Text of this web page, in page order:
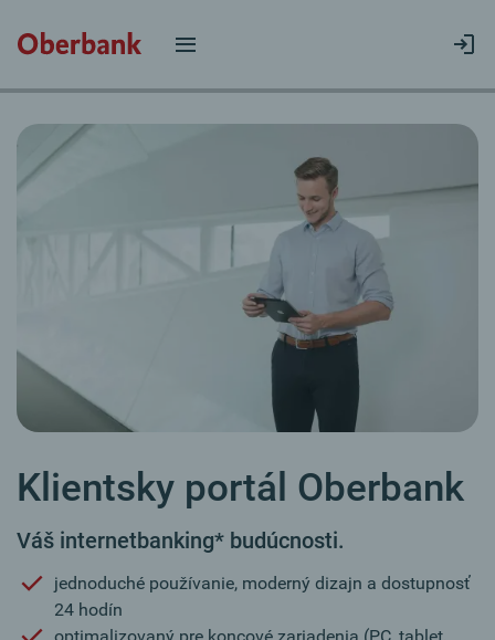
Klientsky portál Oberbank
Váš internetbanking* budúcnosti.
jednoduché používanie, moderný dizajn a dostupnosť
24 hodín
optimalizovaný pre koncové zariadenia (PC, tablet,